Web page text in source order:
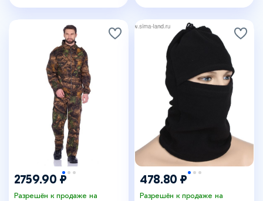
2759.90 ₽
Разрешён к продаже на
478.80 ₽
Разрешён к продаже на